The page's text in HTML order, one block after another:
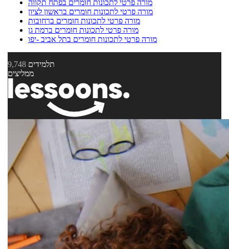
מורה פרטי לתכונות חומרים בפתח תקווה
מורה פרטי לתכונות חומרים בראשון לציון
מורה פרטי לתכונות חומרים ברחובות
מורה פרטי לתכונות חומרים ברמת גן
מורה פרטי לתכונות חומרים בתל אביב -יפו
9,748 תלמידים
ממליצים